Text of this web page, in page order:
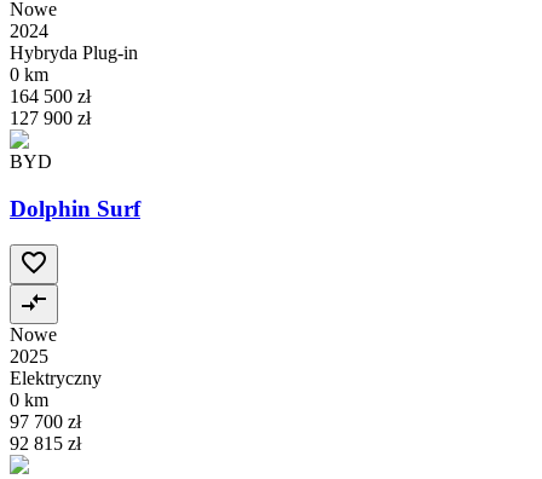
Nowe
2024
Hybryda Plug-in
0 km
164 500 zł
127 900 zł
BYD
Dolphin Surf
Nowe
2025
Elektryczny
0 km
97 700 zł
92 815 zł